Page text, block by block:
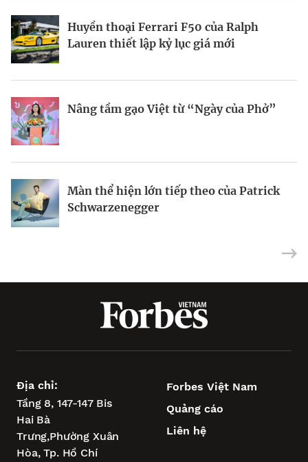
Huyền thoại Ferrari F50 của Ralph
Lauren thiết lập kỷ lục giá mới
Nâng tầm gạo Việt từ “Ngày của Phở”
Màn thể hiện lớn tiếp theo của Patrick
Schwarzenegger
Phòng chờ thương gia SASCO – Trải
nghiệm quốc tế, kết tinh bản sắc
Việt Nam
“music marketing” tiền tỷ
Địa chỉ:
Tầng 8, 147-147 Bis
Hai Bà
Trưng,Phường Xuân
Hòa,Tp. Hồ Chí
Forbes Việt Nam
Quảng cáo
Liên hệ